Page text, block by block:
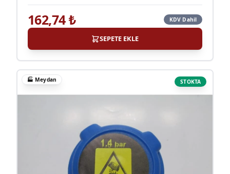
162,74₺ KDV Dahil
SEPETE EKLE
STOKTA
🏭 Meydan